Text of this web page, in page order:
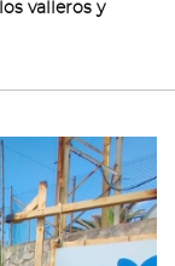
valleros y